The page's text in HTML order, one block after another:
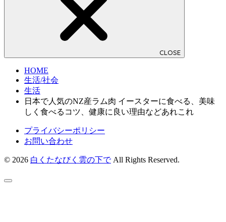
CLOSE
HOME
生活/社会
生活
日本で人気のNZ産ラム肉 イースターに食べる、美味
しく食べるコツ、健康に良い理由などあれこれ
プライバシーポリシー
お問い合わせ
© 2026 白くたなびく雲の下でAll Rights Reserved.